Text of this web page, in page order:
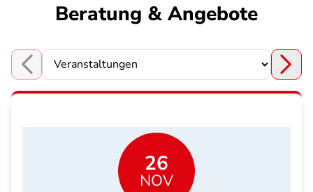
Beratung & Angebote
Choose a section
26
NOV